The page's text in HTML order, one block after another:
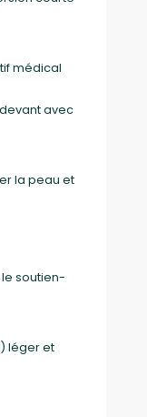
médical
avec
la peau et
soutien-
léger et